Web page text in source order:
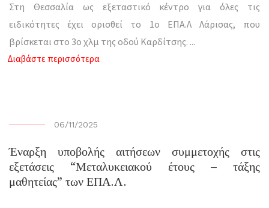
Στη Θεσσαλία ως εξεταστικό κέντρο για όλες τις
ειδικότητες έχει ορισθεί το 1ο ΕΠΑ.Λ Λάρισας, που
βρίσκεται στο 3ο χλμ της οδού Καρδίτσης. ...
Διαβάστε περισσότερα
06/11/2025
Έναρξη υποβολής αιτήσεων συμμετοχής στις
εξετάσεις “Μεταλυκειακού έτους – τάξης
μαθητείας” των ΕΠΑ.Λ.